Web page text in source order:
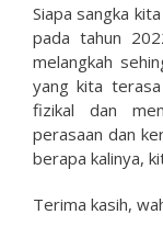
Siapa sangka
pada tahun
melangkah
yang kita
fizikal dan
perasaan dan
berapa kalinya,
Terima kasih,